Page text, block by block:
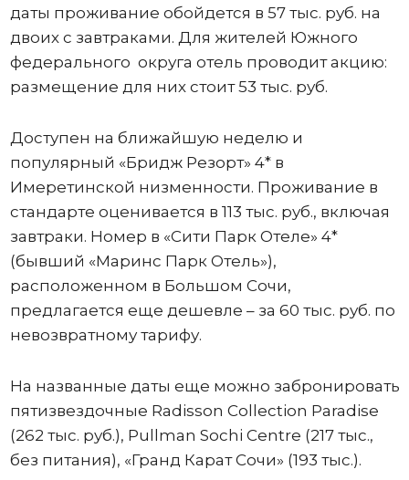
даты проживание обойдется в 57 тыс. руб. на
двоих с завтраками. Для жителей Южного
федерального округа отель проводит акцию:
размещение для них стоит 53 тыс. руб.
Доступен на ближайшую неделю и
популярный «Бридж Резорт» 4* в
Имеретинской низменности. Проживание в
стандарте оценивается в 113 тыс. руб., включая
завтраки. Номер в «Сити Парк Отеле» 4*
(бывший «Маринс Парк Отель»),
расположенном в Большом Сочи,
предлагается еще дешевле – за 60 тыс. руб. по
невозвратному тарифу.
На названные даты еще можно забронировать
пятизвездочные Radisson Collection Paradise
(262 тыс. руб.), Pullman Sochi Centre (217 тыс.,
без питания), «Гранд Карат Сочи» (193 тыс.).